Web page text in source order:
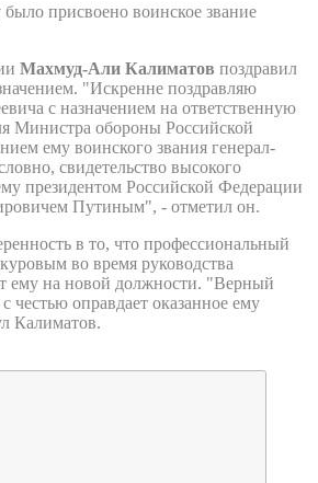
присвоено воинское звание
Махмуд-Али Калиматов поздравил
"Искренне поздравляю
с назначением на ответственную
Министра обороны Российской
ему воинского звания генерал-
свидетельство высокого
президентом Российской Федерации
Путиным", - отметил он.
в то, что профессиональный
во время руководства
ему на новой должности. "Верный
честью оправдает оказанное ему
Калиматов.